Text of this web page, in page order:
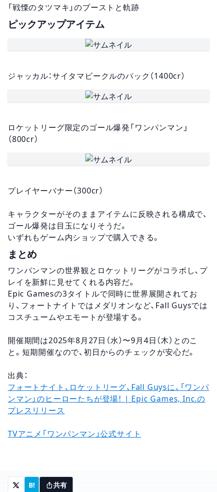
「戦慄のタツマキ」のブーストと軌跡
ピックアップアイテム
ジャッカル：サイタマビークルのパック（1400cr）
ロケットリーグ限定のゴール爆発「ワンパンマン」
（800cr）
プレイヤーバナー（300cr）
キャラクターがそのままアイテムに反映される構成で、
ゴール爆発は目玉になりそうだ。
いずれもゲーム内ショップで購入できる。
まとめ
ワンパンマンの世界観とロケットリーグがコラボし、プ
レイを新鮮に見せてくれる内容だ。
Epic Gamesの3タイトルで同時に世界展開されてお
り、フォートナイトではメダリオンなど、Fall Guysでは
コスチュームやエモートが登場する。
開催期間は2025年8月27日（水）〜9月4日（木）とのこ
と。短期開催なので、初日からのチェックが安心だ。
出典：
フォートナイト、ロケットリーグ、Fall Guysに、「ワンパ
ンマン」のヒーローたちが登場！ | Epic Games, Inc.の
プレスリリース
TVアニメ「ワンパンマン」公式サイト
B! 共有